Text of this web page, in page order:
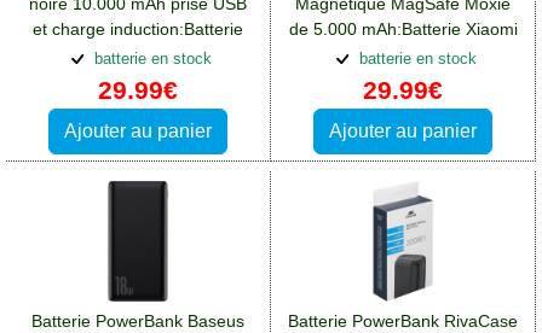
et charge induction:Batterie
Xiaomi Redmi Note 12(5G)
batterie en stock
29.99€
Ajouter au panier
de 5.000 mAh:Batterie Xiaomi
Redmi Note 12(5G)
batterie en stock
29.99€
Ajouter au panier
Batterie PowerBank Baseus
Batterie PowerBank RivaCase